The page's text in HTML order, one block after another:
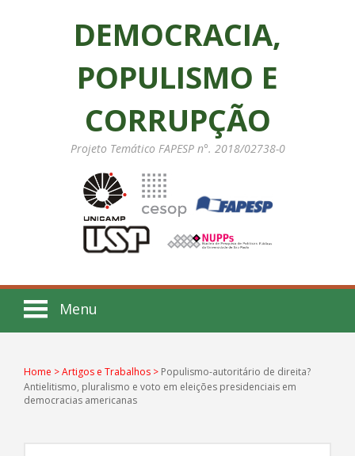
DEMOCRACIA,
POPULISMO E
CORRUPÇÃO
Projeto Temático FAPESP n°. 2018/02738-0
Menu
Home >Artigos e Trabalhos > Populismo-autoritário de direita?
Antielitismo, pluralismo e voto em eleições presidenciais em
democracias americanas